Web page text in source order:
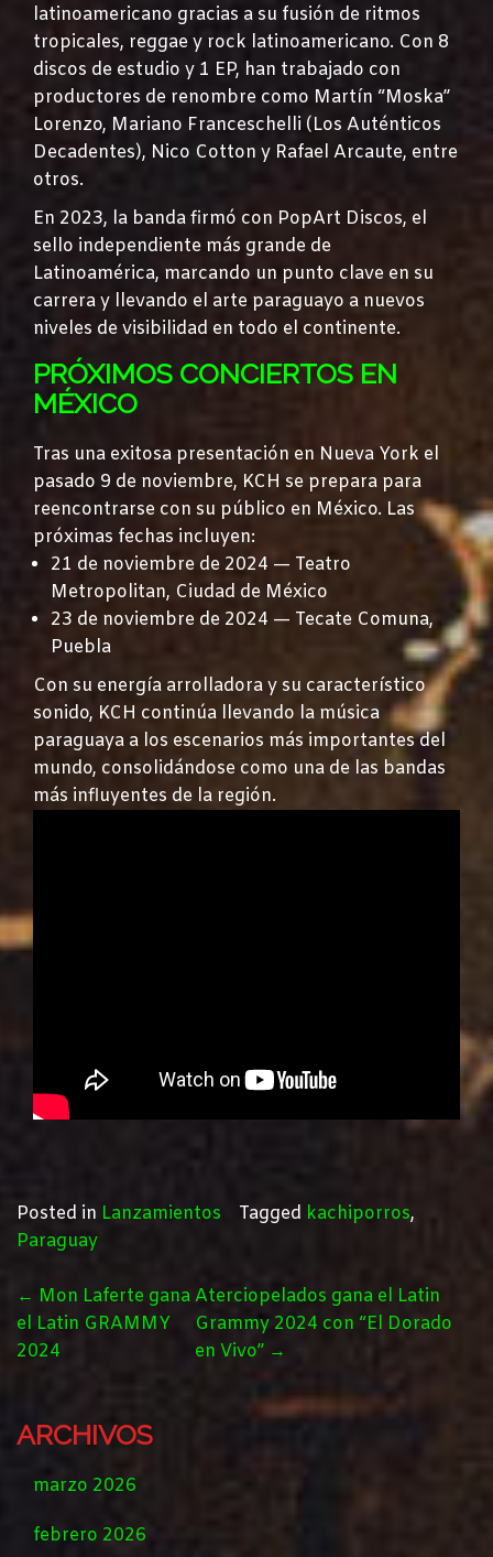
latinoamericano gracias a su fusión de ritmos
tropicales, reggae y rock latinoamericano. Con 8
discos de estudio y 1 EP, han trabajado con
productores de renombre como Martín “Moska”
Lorenzo, Mariano Franceschelli (Los Auténticos
Decadentes), Nico Cotton y Rafael Arcaute, entre
otros.
En 2023, la banda firmó con PopArt Discos, el
sello independiente más grande de
Latinoamérica, marcando un punto clave en su
carrera y llevando el arte paraguayo a nuevos
niveles de visibilidad en todo el continente.
PRÓXIMOS CONCIERTOS EN
MÉXICO
Tras una exitosa presentación en Nueva York el
pasado 9 de noviembre, KCH se prepara para
reencontrarse con su público en México. Las
próximas fechas incluyen:
21 de noviembre de 2024 — Teatro
Metropolitan, Ciudad de México
23 de noviembre de 2024 — Tecate Comuna,
Puebla
Con su energía arrolladora y su característico
sonido, KCH continúa llevando la música
paraguaya a los escenarios más importantes del
mundo, consolidándose como una de las bandas
más influyentes de la región.
Posted in Lanzamientos Tagged kachiporros,
Paraguay
POST
NAVIGATION
← Mon Laferte gana
el Latin GRAMMY
2024
Aterciopelados gana el Latin
Grammy 2024 con “El Dorado
en Vivo” →
ARCHIVOS
marzo 2026
febrero 2026